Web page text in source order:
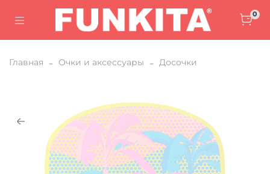
0
Главная Очки и аксессуары Досочки